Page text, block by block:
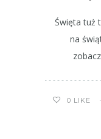
Święta tuż
na
0 LIKE